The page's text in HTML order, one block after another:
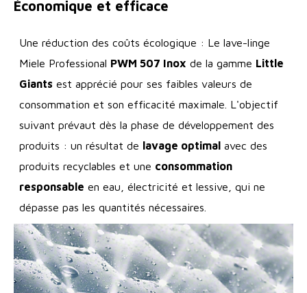
Économique et efficace
Une réduction des coûts écologique : Le lave-linge
Miele Professional PWM 507 Inox de la gamme Little
Giants est apprécié pour ses faibles valeurs de
consommation et son efficacité maximale. L'objectif
suivant prévaut dès la phase de développement des
produits : un résultat de
lavage optimal avec des
produits recyclables et une consommation
responsable en eau, électricité et lessive, qui ne
dépasse pas les quantités nécessaires.